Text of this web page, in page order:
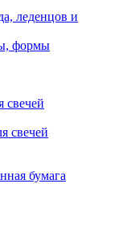
леденцов и
формы
свечей
свечей
бумага